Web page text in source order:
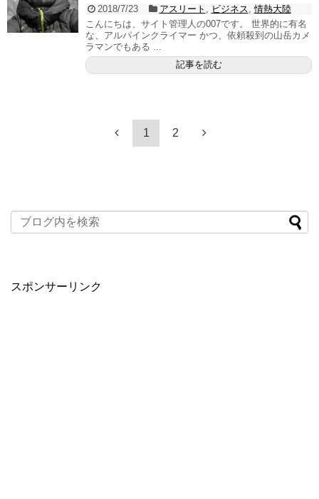
2018/7/23 アスリート , ビジネス,情熱大陸
こんにちは、サイト管理人の007です。 世界的に有名
な、アルパインクライマー かつ、依頼殺到の山岳カメ
ラマンでもある ...
記事を読む
1 2
スポンサーリンク